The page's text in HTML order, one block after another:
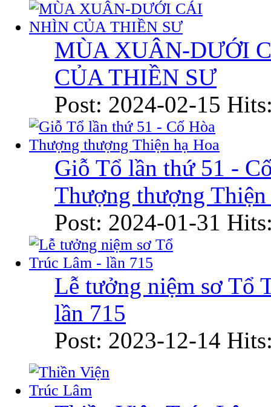
MÙA XUÂN-DƯỚI
CỦA THIỀN SƯ
Post: 2024-02-15
Giỗ Tổ lần thứ 51 -
Thượng thượng Thiện
Post: 2024-01-31
Lễ tưởng niệm sơ Tổ
lần 715
Post: 2023-12-14